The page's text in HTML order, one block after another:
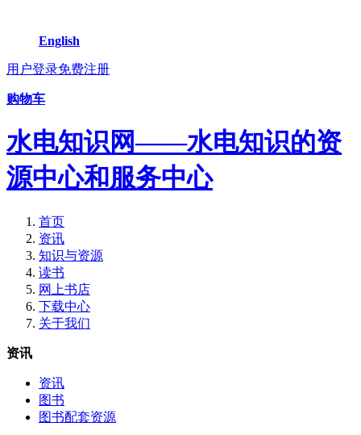
English
用户登录免费注册
购物车
水电知识网——水电知识的资
源中心和服务中心
首页
资讯
知识与资源
读书
网上书店
下载中心
关于我们
资讯
资讯
图书
图书配套资源